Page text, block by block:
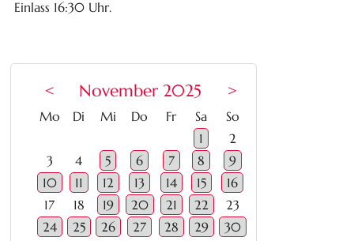
Einlass 16:30 Uhr.
< November 2025 >
Montag
Di enstag
Mittwoch
Do nnerstag
Freitag
Samstag
Sonntag
1
2
3
4 5 6 7 8
9
10
11 12 13 14 15
16
17
18 19 20 21 22
23
24
25 26 27 28 29 30